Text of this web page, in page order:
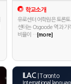
학교소개
유로센터 어학원은 토론
센터는 Osgoode 역과 가
비율이 …[more]
ILAC | Toronto
International